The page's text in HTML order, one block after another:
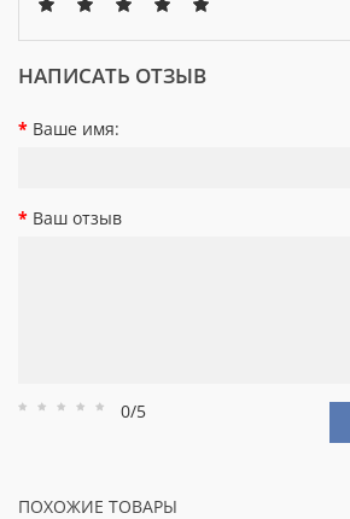
НАПИСАТЬ ОТЗЫВ
Ваше имя:
Ваш отзыв
Рейтинг
Рейтинг
Рейтинг
Рейтинг
Рейтинг
0/5
ПОХОЖИЕ ТОВАРЫ